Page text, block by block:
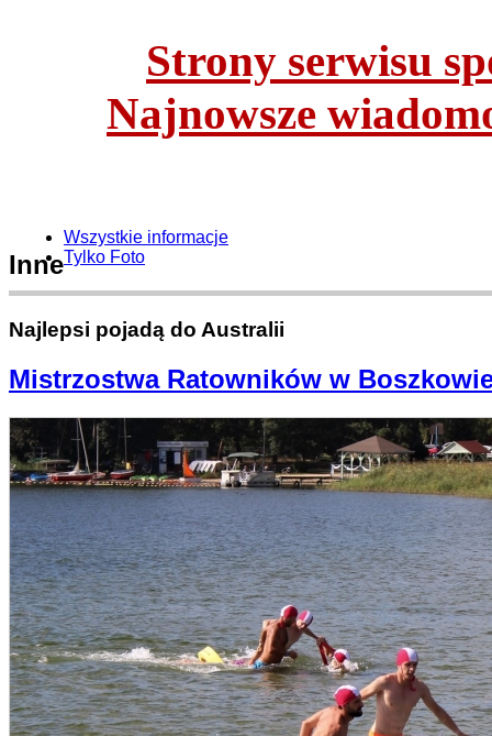
Strony serwisu
Najnowsze
Inne
Wszystkie informacje
Tylko Foto
Najlepsi pojadą do Australii
Mistrzostwa Ratowników w